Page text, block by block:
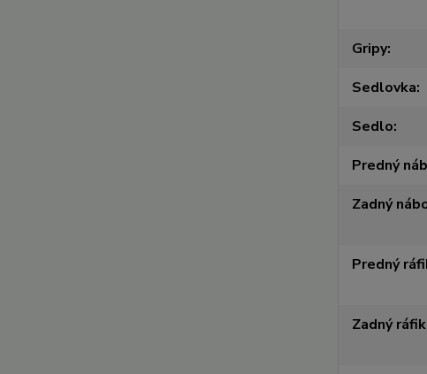
Gripy
Sedlovka
Sedlo
Predný
Zadný
Predný
Zadný ráfik